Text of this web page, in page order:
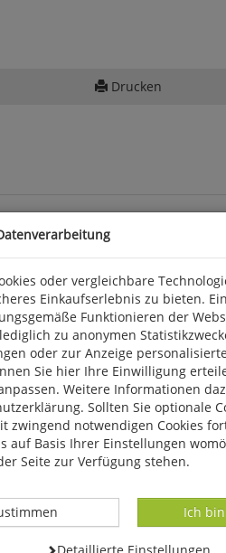
Drucken
zum Teil
Viel Natur bieten das
sowie spannende
Band lädt dazu ein, dem
oder vergleichbare
Einkaufserlebnis zu bieten.
Funktionieren der
zu anonymen
oder zur Anzeige
Sie hier Ihre Einwilligung
Weitere Informationen
Sollten Sie optionale
zwingend notwendigen Cookies
auf Basis Ihrer Einstellungen
Seite zur Verfügung stehen.
Ich
-
Datenverarbeitung -